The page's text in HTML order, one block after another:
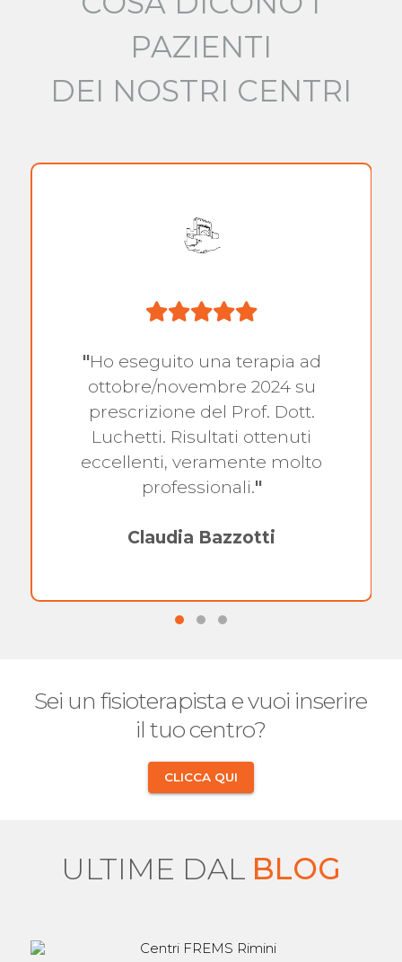
PAZIENTI
DEI NOSTRI CENTRI
"Ho eseguito una terapia ad
ottobre/novembre 2024 su
prescrizione del Prof. Dott.
Luchetti. Risultati ottenuti
eccellenti, veramente molto
professionali."
Claudia Bazzotti
Sei un fisioterapista e vuoi inserire
il tuo centro?
CLICCA QUI
ULTIME DAL BLOG